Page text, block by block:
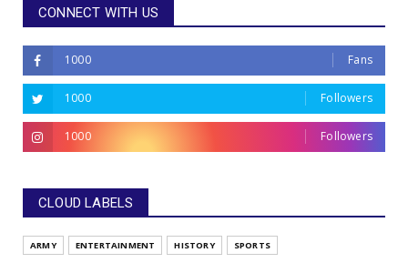
CONNECT WITH US
1000 Fans
1000 Followers
1000 Followers
CLOUD LABELS
ARMY ENTERTAINMENT HISTORY SPORTS